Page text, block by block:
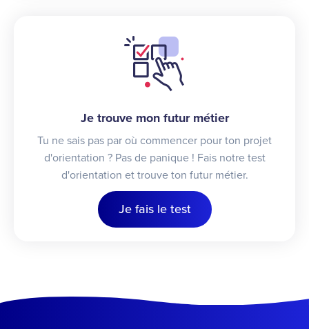
Je trouve mon futur métier
Tu ne sais pas par où commencer pour ton projet
d'orientation ? Pas de panique ! Fais notre test
d'orientation et trouve ton futur métier.
Je fais le test